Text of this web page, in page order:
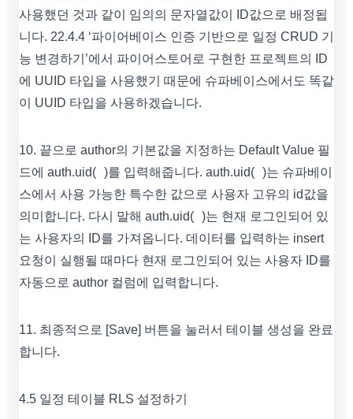
사용했던 것과 같이 임의의 문자열값이 ID값으로 배정됩
니다. 22.4.4 ‘파이어베이스 인증 기반으로 일정 CRUD 기
능 변경하기’에서 파이어스토어로 구현한 프로젝트의 ID
에 UUID 타입을 사용했기 때문에 슈파베이스에서도 똑같
이 UUID 타입을 사용하겠습니다.
10. 끝으로 author의 기본값을 지정하는 Default Value 필
드에 auth.uid( )를 입력해줍니다. auth.uid( )는 슈파베이
스에서 사용 가능한 특수한 값으로 사용자 고유의 id값을
의미합니다. 다시 말해 auth.uid( )는 현재 로그인되어 있
는 사용자의 ID를 가져옵니다. 데이터를 입력하는 insert
요청이 실행될 때마다 현재 로그인되어 있는 사용자 ID를
자동으로 author 컬럼에 입력합니다.
11. 최종적으로 [Save] 버튼을 눌러서 테이블 생성을 완료
합니다.
4.5 일정 테이블 RLS 설정하기